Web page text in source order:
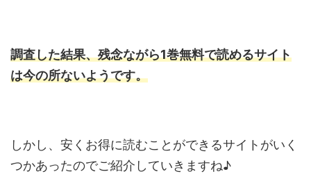
調査した結果、残念ながら1巻無料で読めるサイト
は今の所ないようです。
しかし、安くお得に読むことができるサイトがいく
つかあったのでご紹介していきますね♪